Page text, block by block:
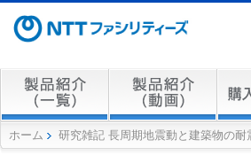
ホーム 研究雑記 長周期地震動と建築物の